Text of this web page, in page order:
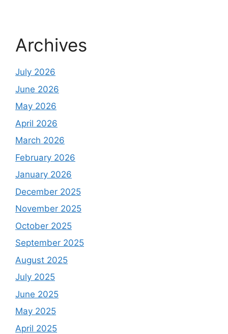
Archives
July 2026
June 2026
May 2026
April 2026
March 2026
February 2026
January 2026
December 2025
November 2025
October 2025
September 2025
August 2025
July 2025
June 2025
May 2025
April 2025